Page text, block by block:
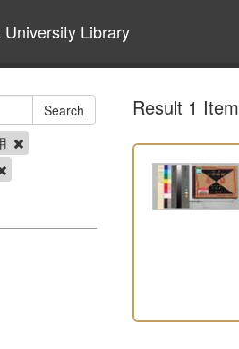
Library
Result 1 Item